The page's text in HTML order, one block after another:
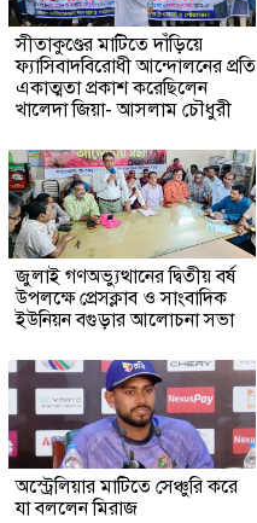
সীতাকুণ্ডের মাটিতে দাঁড়িয়ে
ফ্যাসিবাদবিরোধী আন্দোলনের প্রতি
একাত্মতা প্রকাশ করেছিলেন
খালেদা জিয়া- আসলাম চৌধুরী
জুলাই গণঅভ্যুত্থানের দ্বিতীয় বর্ষ
উপলক্ষে প্রেসক্লাব ও সাংবাদিক
ইউনিয়ন বগুড়ার আলোচনা সভা
অস্ট্রেলিয়ার মাটিতে সেঞ্চুরি করে
যা বললেন মিরাজ